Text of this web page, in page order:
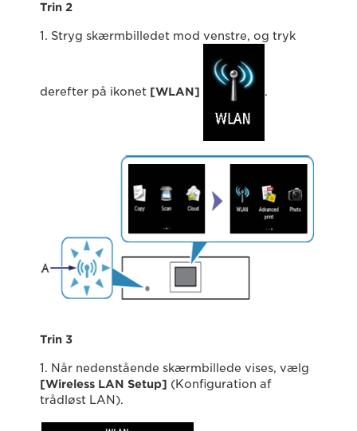
Trin 2
1. Stryg skærmbilledet mod venstre, og tryk
derefter på ikonet [WLAN] .
Trin 3
1. Når nedenstående skærmbillede vises, vælg
[Wireless LAN Setup] (Konfiguration af
trådløst LAN).